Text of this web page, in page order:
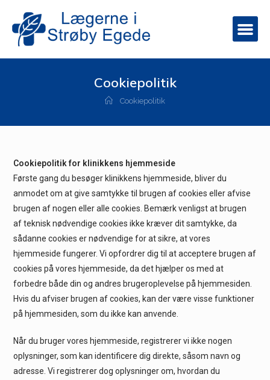
Cookiepolitik
Cookiepolitik
Cookiepolitik for klinikkens hjemmeside
Første gang du besøger klinikkens hjemmeside, bliver du
anmodet om at give samtykke til brugen af cookies eller afvise
brugen af nogen eller alle cookies. Bemærk venligst at brugen
af teknisk nødvendige cookies ikke kræver dit samtykke, da
sådanne cookies er nødvendige for at sikre, at vores
hjemmeside fungerer. Vi opfordrer dig til at acceptere brugen af
cookies på vores hjemmeside, da det hjælper os med at
forbedre både din og andres brugeroplevelse på hjemmesiden.
Hvis du afviser brugen af cookies, kan der være visse funktioner
på hjemmesiden, som du ikke kan anvende.
Når du bruger vores hjemmeside, registrerer vi ikke nogen
oplysninger, som kan identificere dig direkte, såsom navn og
adresse. Vi registrerer dog oplysninger om, hvordan du